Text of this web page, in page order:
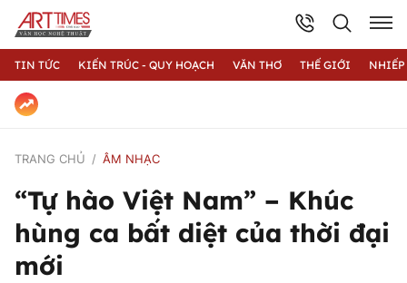
TIN TỨC KIẾN TRÚC - QUY HOẠCH VĂN THƠ THẾ GIỚI
TRANG CHỦ ÂM NHẠC
“Tự hào Việt Nam” – Khúc
hùng ca bất diệt của thời đại
mới